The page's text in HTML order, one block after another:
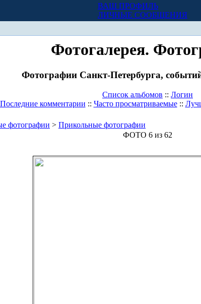
ВАШ ПРОФИЛЬ
ЛИЧНЫЕ СООБЩЕНИЯ
Фотогалерея.
Фотографии Санкт-Петербурга,
Список альбомов :: Логин
Последние комментарии :: Часто просматриваемые::
фотографии > Прикольные фотографии
ФОТО 6 из 62